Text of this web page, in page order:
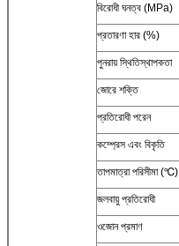
বিরোধী ঘনত্ব (MPa)
প্রতারণা হার (%)
পুনরায় স্থিতিস্থাপকতা
জোরে শক্তি
প্রতিরোধী পরেন
কম্প্রেস এবং বিকৃতি
তাপমাত্রা পরিসীমা (℃)
জলবায়ু প্রতিরোধী
ওজোন প্রমাণ